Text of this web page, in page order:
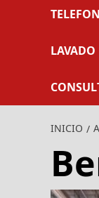
LAVADO
INICIO